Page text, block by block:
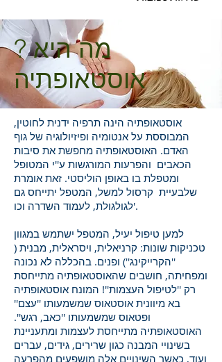
אוסטאופתיה הינה תרפיה ידנית לחוטין,
המבוססת על אנטומיה ופיזיולוגיה של גוף
האדם. האוסטאופתיה מחפשת את סיבות
הכאבים והפרעות המורגשות ע''י המטופל
ומטפלת בו באופן הוליסטי. זאת אומרת
שלבעיית קרסול למשל, המטפל יתייחס גם
לגולגולת, לעמוד השדרה וכו'.
למען טיפול יעיל, המטפל ישתמש במגוון
טכניקות שונות: קרניאלית, ויסראלית, מבנית (
''הקרייקינג'') ופנים. בהכללה לא נכונה
ומפחיתה, חושבים שהאוסטאופתיה מתייחסת
רק ''לטיפול העצמות''! המונח אוסטאופתיה
בא מיוונית אוסטאוס שמשמעותו ''עצם''
ופטאוס שמשמעותו ''כאב, רגש''.
האוסטאופתיה מתייחסת לעצמות ומתעניינת
בשינויי המבנה כגון שרירים, גידים, עברים
ועוד, כאשר השינויים אלה מושפעים מהפרעה
? מה היא
אוסטאופתיה